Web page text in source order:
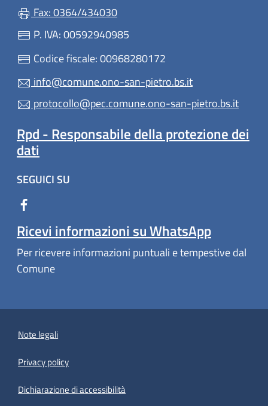
Fax: 0364/434030
P. IVA: 00592940985
Codice fiscale: 00968280172
info@comune.ono-san-pietro.bs.it
protocollo@pec.comune.ono-san-pietro.bs.it
Rpd - Responsabile della protezione dei
dati
SEGUICI SU
Ricevi informazioni su WhatsApp
Per ricevere informazioni puntuali e tempestive dal
Comune
Note legali
Privacy policy
Dichiarazione di accessibilità